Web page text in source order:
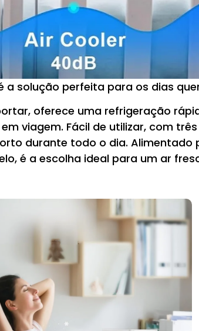
a solução perfeita para os dias
oferece uma refrigeração
viagem. Fácil de utilizar, com
durante todo o dia. Alimentado
é a escolha ideal para um ar